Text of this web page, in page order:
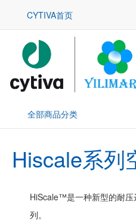
CYTIVA首页
全部商品分类
Hiscale系列
HiScale™是一种新型的耐
列。